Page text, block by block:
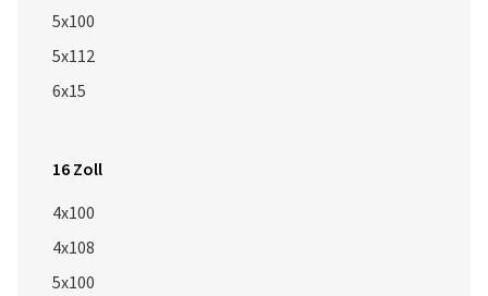
5x100
5x112
6x15
16 Zoll
4x100
4x108
5x100